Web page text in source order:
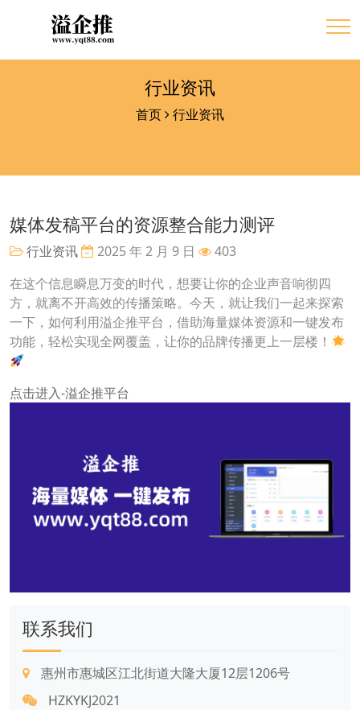
行业资讯
首页 行业资讯
媒体发稿平台的资源整合能力测评
行业资讯 2025 年 2 月 9 日
403
在这个信息瞬息万变的时代，想要让你的企业声音响彻四
方，就离不开高效的传播策略。今天，就让我们一起来探索
一下，如何利用溢企推平台，借助海量媒体资源和一键发布
功能，轻松实现全网覆盖，让你的品牌传播更上一层楼！
点击进入-溢企推平台
联系我们
惠州市惠城区江北街道大隆大厦12层1206号
HZKYKJ2021